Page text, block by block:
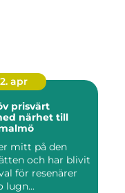
apr
närhet till
mitt på den
och har blivit
för resenärer
lugn...